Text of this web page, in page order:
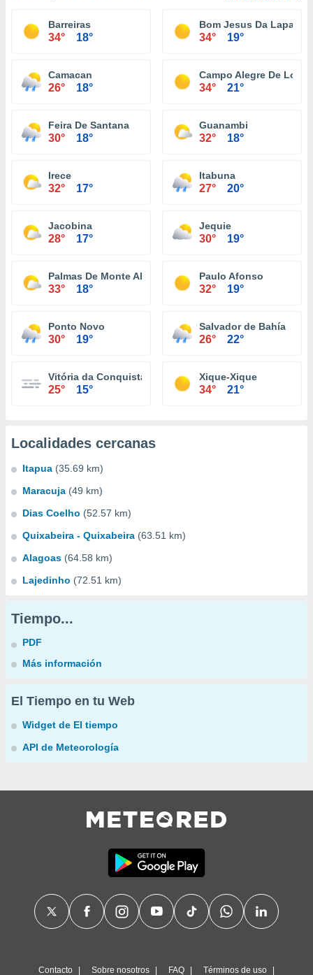
Barreiras
34° 18°
Bom Jesus Da Lapa
34° 19°
Camacan
26° 18°
Campo Alegre De
34° 21°
Feira De Santana
30° 18°
Guanambi
32° 18°
Irece
32° 17°
Itabuna
27° 20°
Jacobina
28° 17°
Jequie
30° 19°
Palmas De Monte Alto
33° 18°
Paulo Afonso
32° 19°
Ponto Novo
30° 19°
Salvador de Bahía
26° 22°
Vitória da Conquista
25° 15°
Xique-Xique
34° 21°
Localidades cercanas
Itapua (35.69 km)
Maracuja (49 km)
Dias Coelho (52.57 km)
Quixabeira - Quixabeira (63.51 km)
Alagoas (64.58 km)
Lajedinho (72.51 km)
Tiempo...
PDF
Más información
El Tiempo en tu Web
Widget de El tiempo
API de Meteorología
Contacto Sobre nosotros FAQ Términos de uso